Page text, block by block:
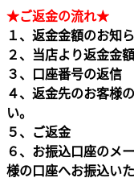
★ご返金の流れ★
１、返金金額のお知
２、当店より返金金
３、口座番号の返信
４、返金先のお客様
い。
５、ご返金
６、お振込口座のメ
様の口座へお振込いた